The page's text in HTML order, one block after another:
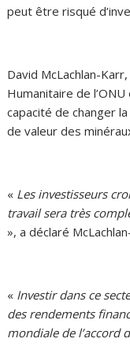
peut être risqué
David McLachlan-
Humanitaire de
capacité de changer
de valeur des
« Les investisseurs
travail sera très
», a déclaré
« Investir dans ce
des rendements
mondiale de l’accord